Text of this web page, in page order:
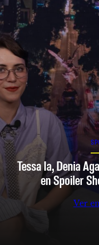
Tessa Ia, Denia
en Spoiler
Ver